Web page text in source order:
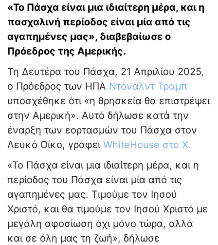
«Το Πάσχα είναι μια ιδιαίτερη μέρα, και η
πασχαλινή περίοδος είναι μία από τις
αγαπημένες μας», διαβεβαίωσε ο
Πρόεδρος της Αμερικής.
Τη Δευτέρα του Πάσχα, 21 Απριλίου 2025,
ο Πρόεδρος των ΗΠΑ Ντόναλντ Τραμπ
υποσχέθηκε ότι «η θρησκεία θα επιστρέψει
στην Αμερική». Αυτό δήλωσε κατά την
έναρξη των εορτασμών του Πάσχα στον
Λευκό Οίκο, γράφει WhiteHouse στο Χ.
«Το Πάσχα είναι μια ιδιαίτερη μέρα, και η
περίοδος του Πάσχα είναι μία από τις
αγαπημένες μας. Τιμούμε τον Ιησού
Χριστό, και θα τιμούμε τον Ιησού Χριστό με
μεγάλη αφοσίωση όχι μόνο τώρα, αλλά
και σε όλη μας τη ζωή», δήλωσε